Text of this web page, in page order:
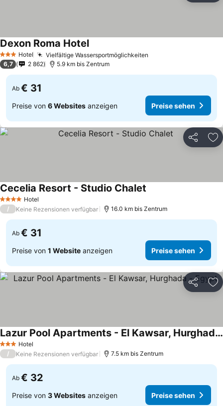
3 SterneHotel Vielfältige Wassersportmöglichkeiten
Dexon Roma Hotel
6,7 2 862 5.9 km bis Zentrum
Ab € 31
Preise von 6 Websites anzeigen Preise sehen
Teilen
4 Sterne Hotel
Cecelia Resort - Studio Chalet
/ Keine Rezensionen verfügbar 16.0 km bis Zentrum
Ab € 31
Preise von 1 Website anzeigen Preise sehen
Teilen
3 SterneHotel
Lazur Pool Apartments - El Kawsar, Hurghada - Egypt
/ Keine Rezensionen verfügbar 7.5 km bis Zentrum
Ab € 32
Preise von 3 Websites anzeigen Preise sehen